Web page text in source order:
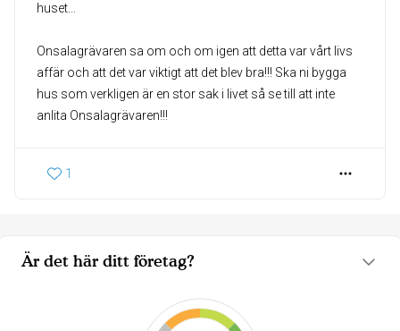
Är det här ditt företag?
huset...
Onsalagrävaren sa om och om igen att detta var vårt livs
affär och att det var viktigt att det blev bra!!! Ska ni bygga
hus som verkligen är en stor sak i livet så se till att inte
anlita Onsalagrävaren!!!
1